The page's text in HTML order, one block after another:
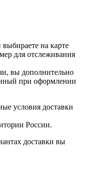
на карте
для отслеживания
вы дополнительно
при оформлении
условия доставки
России.
доставки вы